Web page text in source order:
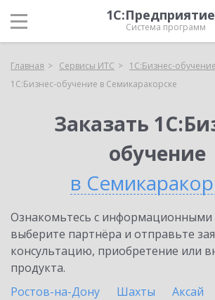
Система программ
Главная Сервисы ИТС
1С:Бизнес-обучение
1С:Бизнес-обучение в Семикаракорске
Заказать
обучение
в
Ознакомьтесь с информационными
выберите партнёра и отправьте
консультацию, приобретение или
продукта.
Ростов-на-Дону
Шахты Аксай